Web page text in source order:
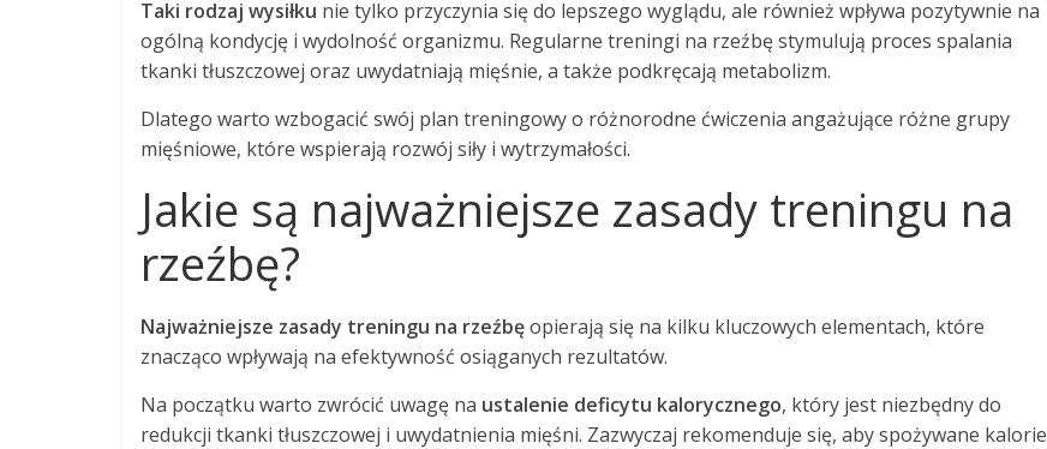
Taki rodzaj wysiłku nie tylko przyczynia się do lepszego wyglądu, ale również wpływa pozytywnie na
ogólną kondycję i wydolność organizmu. Regularne treningi na rzeźbę stymulują proces spalania
tkanki tłuszczowej oraz uwydatniają mięśnie, a także podkręcają metabolizm.
Dlatego warto wzbogacić swój plan treningowy o różnorodne ćwiczenia angażujące różne grupy
mięśniowe, które wspierają rozwój siły i wytrzymałości.
Jakie są najważniejsze zasady treningu na
rzeźbę?
Najważniejsze zasady treningu na rzeźbęopierają się na kilku kluczowych elementach, które
znacząco wpływają na efektywność osiąganych rezultatów.
Na początku warto zwrócić uwagę na ustalenie deficytu kalorycznego, który jest niezbędny do
redukcji tkanki tłuszczowej i uwydatnienia mięśni. Zazwyczaj rekomenduje się, aby spożywane kalorie